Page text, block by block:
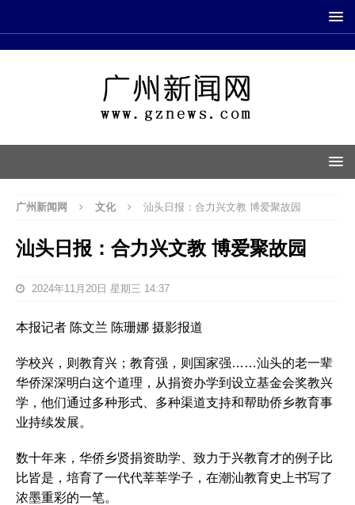
广州新闻网 文化 汕头日报：合力兴文教 博爱聚故园
汕头日报：合力兴文教 博爱聚故园
2024年11月20日 星期三 14:37
本报记者 陈文兰 陈珊娜 摄影报道
学校兴，则教育兴；教育强，则国家强……汕头的老一辈
华侨深深明白这个道理，从捐资办学到设立基金会奖教兴
学，他们通过多种形式、多种渠道支持和帮助侨乡教育事
业持续发展。
数十年来，华侨乡贤捐资助学、致力于兴教育才的例子比
比皆是，培育了一代代莘莘学子，在潮汕教育史上书写了
浓墨重彩的一笔。